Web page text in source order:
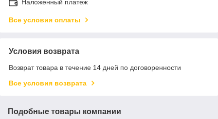
Наложенный платеж
Все условия оплаты
Условия возврата
Возврат товара в течение 14 дней по договоренности
Все условия возврата
Подобные товары компании